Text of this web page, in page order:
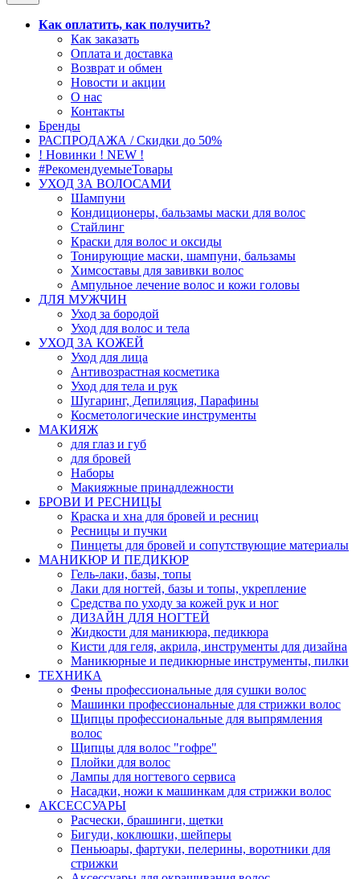
Как оплатить, как получить?
Как заказать
Оплата и доставка
Возврат и обмен
Новости и акции
О нас
Контакты
Бренды
РАСПРОДАЖА / Скидки до 50%
! Новинки ! NEW !
#РекомендуемыеТовары
УХОД ЗА ВОЛОСАМИ
Шампуни
Кондиционеры, бальзамы маски для волос
Стайлинг
Краски для волос и оксиды
Тонирующие маски, шампуни, бальзамы
Химсоставы для завивки волос
Ампульное лечение волос и кожи головы
ДЛЯ МУЖЧИН
Уход за бородой
Уход для волос и тела
УХОД ЗА КОЖЕЙ
Уход для лица
Антивозрастная косметика
Уход для тела и рук
Шугаринг, Депиляция, Парафины
Косметологические инструменты
МАКИЯЖ
для глаз и губ
для бровей
Наборы
Макияжные принадлежности
БРОВИ И РЕСНИЦЫ
Краска и хна для бровей и ресниц
Ресницы и пучки
Пинцеты для бровей и сопутствующие материалы
МАНИКЮР И ПЕДИКЮР
Гель-лаки, базы, топы
Лаки для ногтей, базы и топы, укрепление
Средства по уходу за кожей рук и ног
ДИЗАЙН ДЛЯ НОГТЕЙ
Жидкости для маникюра, педикюра
Кисти для геля, акрила, инструменты для дизайна
Маникюрные и педикюрные инструменты, пилки
ТЕХНИКА
Фены профессиональные для сушки волос
Машинки профессиональные для стрижки волос
Щипцы профессиональные для выпрямления
волос
Щипцы для волос "гофре"
Плойки для волос
Лампы для ногтевого сервиса
Насадки, ножи к машинкам для стрижки волос
АКСЕССУАРЫ
Расчески, брашинги, щетки
Бигуди, коклюшки, шейперы
Пеньюары, фартуки, пелерины, воротники для
стрижки